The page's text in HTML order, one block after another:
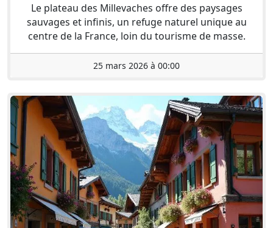
Le plateau des Millevaches offre des paysages
sauvages et infinis, un refuge naturel unique au
centre de la France, loin du tourisme de masse.
25 mars 2026 à 00:00